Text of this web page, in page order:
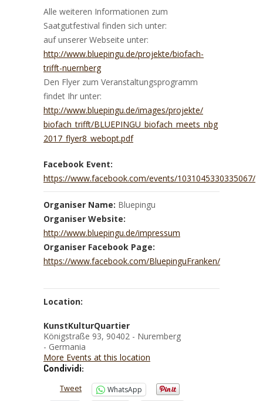
Alle weiteren Informationen zum
Saatgutfestival finden sich unter:
auf unserer Webseite unter:
http://www.bluepingu.de/projekte/biofach-
trifft-nuernberg
Den Flyer zum Veranstaltungsprogramm
findet Ihr unter:
http://www.bluepingu.de/images/projekte/
biofach_trifft/BLUEPINGU_biofach_meets_nbg
2017_flyer8_webopt.pdf
Facebook Event:
https://www.facebook.com/events/1031045330335067/
Organiser Name: Bluepingu
Organiser Website:
http://www.bluepingu.de/impressum
Organiser Facebook Page:
https://www.facebook.com/BluepinguFranken/
Location:
KunstKulturQuartier
Königstraße 93, 90402 - Nuremberg
- Germania
More Events at this location
Condividi:
Tweet
WhatsApp